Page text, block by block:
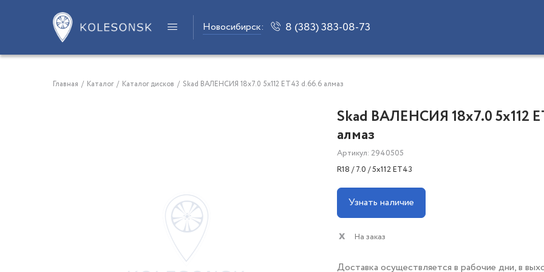
Новосибирск: 8 (383) 383-08-73
Главная / Каталог / Каталог дисков / Skad ВАЛЕНСИЯ 18x7.0 5x112 ET43 d.66.6 алмаз
Skad ВАЛЕНСИЯ 18x7.0 5x112
алмаз
Артикул: 2940505
R18 / 7.0 / 5x112 ET43
Узнать наличие
На заказ
Доставка осуществляется в рабочие дни, в